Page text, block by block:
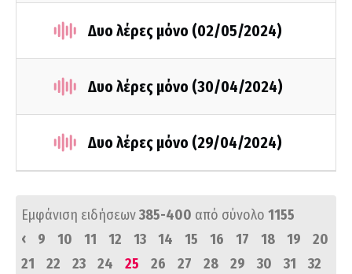
Δυο λέρες μόνο (02/05/2024)
Δυο λέρες μόνο (30/04/2024)
Δυο λέρες μόνο (29/04/2024)
Εμφάνιση ειδήσεων385-400 από σύνολο 1155
‹
9 10 11 12 13 14 15 16 17 18 19
20
21
22 23 24 25 26 27 28 29 30 31
32